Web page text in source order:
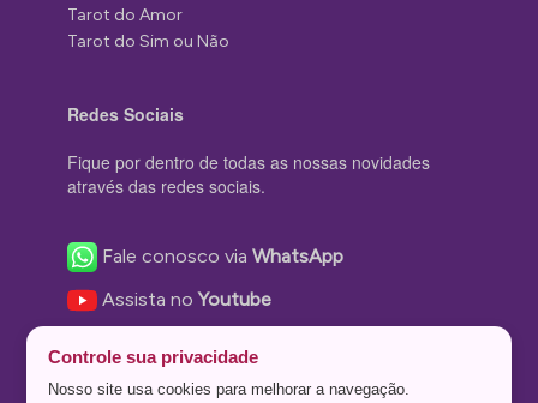
Tarot do Amor
Tarot do Sim ou Não
Redes Sociais
Fique por dentro de todas as nossas novidades
através das redes sociais.
Fale conosco viaWhatsApp
Assista noYoutube
Nos siga no Instagram
Controle sua privacidade
Nosso site usa cookies para melhorar a navegação.